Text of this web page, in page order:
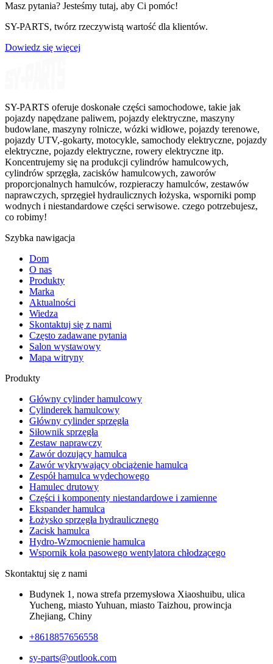
Masz pytania? Jesteśmy tutaj, aby Ci pomóc!
SY-PARTS, twórz rzeczywistą wartość dla klientów.
Dowiedz się więcej
SY-PARTS oferuje doskonałe części samochodowe, takie jak
pojazdy napędzane paliwem, pojazdy elektryczne, maszyny
budowlane, maszyny rolnicze, wózki widłowe, pojazdy terenowe,
pojazdy UTV,-gokarty, motocykle, samochody elektryczne, pojazdy
elektryczne, pojazdy elektryczne, rowery elektryczne itp.
Koncentrujemy się na produkcji cylindrów hamulcowych,
cylindrów sprzęgła, zacisków hamulcowych, zaworów
proporcjonalnych hamulców, rozpieraczy hamulców, zestawów
naprawczych, sprzęgieł hydraulicznych łożyska, wsporniki pomp
wodnych i niestandardowe części serwisowe. czego potrzebujesz,
co robimy!
Szybka nawigacja
Dom
O nas
Produkty
Marka
Aktualności
Wiedza
Skontaktuj się z nami
Często zadawane pytania
Salon wystawowy
Mapa witryny
Produkty
Główny cylinder hamulcowy
Cylinderek hamulcowy
Główny cylinder sprzęgła
Siłownik sprzęgła
Zestaw naprawczy
Zawór dozujący hamulca
Zawór wykrywający obciążenie hamulca
Zespół hamulca wydechowego
Hamulec drutowy
Części i komponenty niestandardowe i zamienne
Ekspander hamulca
Łożysko sprzęgła hydraulicznego
Zacisk hamulca
Hydro-Wzmocnienie hamulca
Wspornik koła pasowego wentylatora chłodzącego
Skontaktuj się z nami
Budynek 1, nowa strefa przemysłowa Xiaoshuibu, ulica
Yucheng, miasto Yuhuan, miasto Taizhou, prowincja
Zhejiang, Chiny
+8618857656558
sy-parts@outlook.com